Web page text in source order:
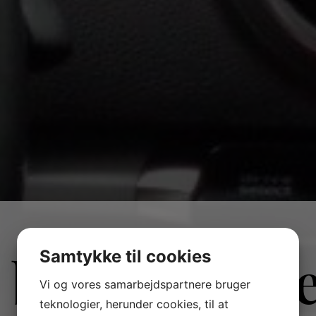
Samtykke til cookies
Vi og vores samarbejdspartnere bruger
teknologier, herunder cookies, til at